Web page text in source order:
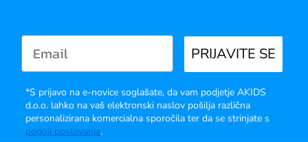
PRIJAVITE SE
*S prijavo na e-novice soglašate, da vam podjetje AKIDS
d.o.o. lahko na vaš elektronski naslov pošilja različna
personalizirana komercialna sporočila ter da se strinjate s
pogoji poslovanja.